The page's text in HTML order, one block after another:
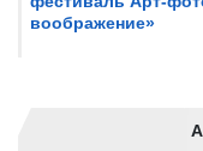
воображение»